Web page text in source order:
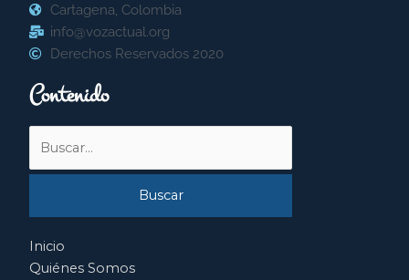
Cartagena, Colombia
info@vozactual.org
Derechos Reservados 2020
Contenido
por:
Inicio
Quiénes Somos